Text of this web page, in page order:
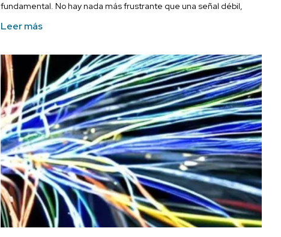
fundamental. No hay nada más frustrante que una señal débil,
Leer más